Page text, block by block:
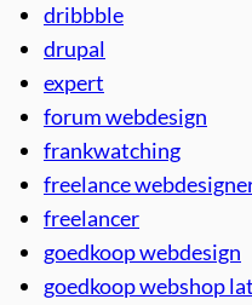
dribbble
drupal
expert
forum webdesign
frankwatching
freelance
freelancer
goedkoop webdesign
goedkoop webshop